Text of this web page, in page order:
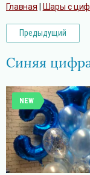
Главная Шары с
Предыдущий
Синяя
NEW